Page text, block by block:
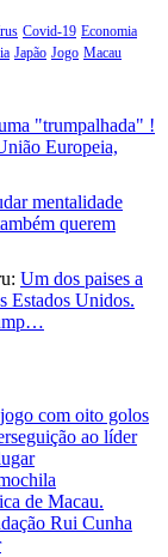
Covid-19 Economia
Japão Jogo Macau
"trumpalhada" !
Europeia,
mentalidade
querem
Um dos paises a
Estados Unidos.
com oito golos
ao líder
de Macau.
Rui Cunha